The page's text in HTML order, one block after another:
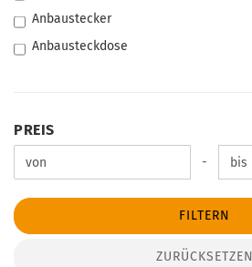
Anbaustecker
Anbausteckdose
PREIS
PREIS
Preis bis -
FILTERN
ZURÜCKSETZEN